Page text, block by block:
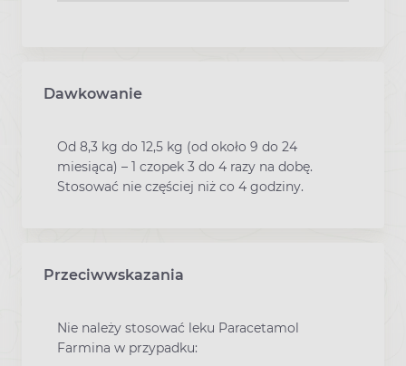
Dawkowanie
Od 8,3 kg do 12,5 kg (od około 9 do 24
miesiąca) – 1 czopek 3 do 4 razy na dobę.
Stosować nie częściej niż co 4 godziny.
Przeciwwskazania
Nie należy stosować leku Paracetamol
Farmina w przypadku: